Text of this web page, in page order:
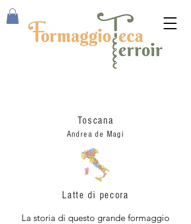
Toscana
Andrea de Magi
Latte di pecora
La storia di questo grande formaggio